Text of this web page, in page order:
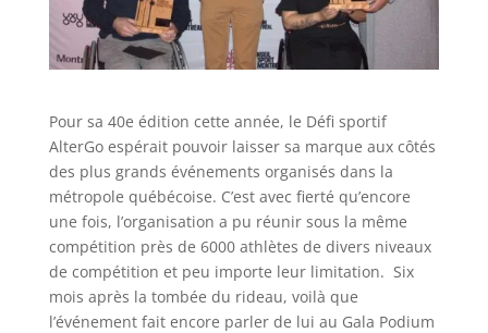
Pour sa 40e édition cette année, le Défi sportif
AlterGo espérait pouvoir laisser sa marque aux côtés
des plus grands événements organisés dans la
métropole québécoise. C’est avec fierté qu’encore
une fois, l’organisation a pu réunir sous la même
compétition près de 6000 athlètes de divers niveaux
de compétition et peu importe leur limitation. Six
mois après la tombée du rideau, voilà que
l’événement fait encore parler de lui au Gala Podium